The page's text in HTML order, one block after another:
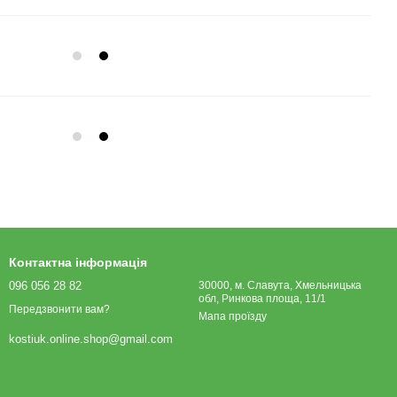
Контактна інформація
096 056 28 82
Передзвонити вам?
kostiuk.online.shop@gmail.com
30000, м. Славута, Хмельницька
обл, Ринкова площа, 11/1
Мапа проїзду